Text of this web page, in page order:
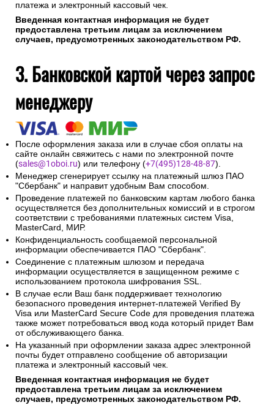
платежа и электронный кассовый чек.
Введенная контактная информация не будет
предоставлена третьим лицам за исключением
случаев, предусмотренных законодательством РФ.
3. Банковской картой через запрос
менеджеру
После оформления заказа или в случае сбоя оплаты на
сайте онлайн свяжитесь с нами по электронной почте
(sales@1oboi.ru) или телефону (+7(495)128-48-87).
Менеджер сгенерирует ссылку на платежный шлюз ПАО
"Сбербанк" и направит удобным Вам способом.
Проведение платежей по банковским картам любого банка
осуществляется без дополнительных комиссий и в строгом
соответствии с требованиями платежных систем Visa,
MasterCard, МИР.
Конфиденциальность сообщаемой персональной
информации обеспечивается ПАО "Сбербанк".
Соединение с платежным шлюзом и передача
информации осуществляется в защищенном режиме с
использованием протокола шифрования SSL.
В случае если Ваш банк поддерживает технологию
безопасного проведения интернет-платежей Verified By
Visa или MasterCard Secure Code для проведения платежа
также может потребоваться ввод кода который придет Вам
от обслуживающего банка.
На указанный при оформлении заказа адрес электронной
почты будет отправлено сообщение об авторизации
платежа и электронный кассовый чек.
Введенная контактная информация не будет
предоставлена третьим лицам за исключением
случаев, предусмотренных законодательством РФ.